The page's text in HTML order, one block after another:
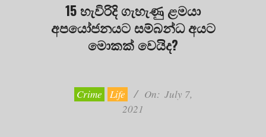
15 හැවිරිදි ගැහැණු ළමයා
අපයෝජනයට සම්බන්ධ අයට
මොකක් වෙයිද?
Crime Life On: July 7,
2021